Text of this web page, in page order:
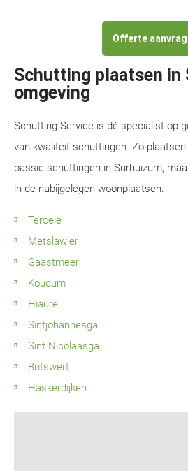
Offerte
Schutting plaatsen in
omgeving
Schutting Service is dé specialist op
van kwaliteit schuttingen. Zo
passie schuttingen in Surhuizum,
in de nabijgelegen woonplaatsen:
Teroele
Metslawier
Gaastmeer
Koudum
Hiaure
Sintjohannesga
Sint Nicolaasga
Britswert
Haskerdijken